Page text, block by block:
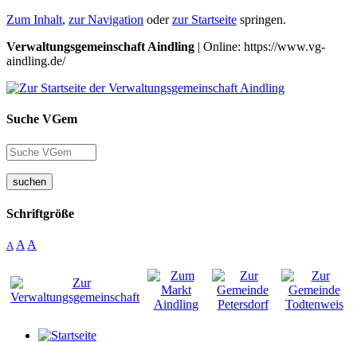
Zum Inhalt, zur Navigation oderzur Startseite springen.
Verwaltungsgemeinschaft Aindling | Online: https://www.vg-
aindling.de/
Suche VGem
suchen
Schriftgröße
A A A